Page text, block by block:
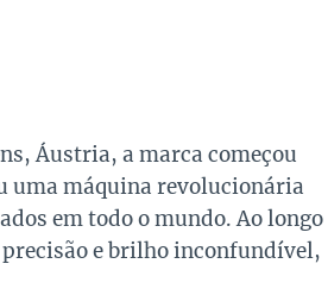
Áustria, a marca começou
uma máquina revolucionária
em todo o mundo. Ao longo
e brilho inconfundível,